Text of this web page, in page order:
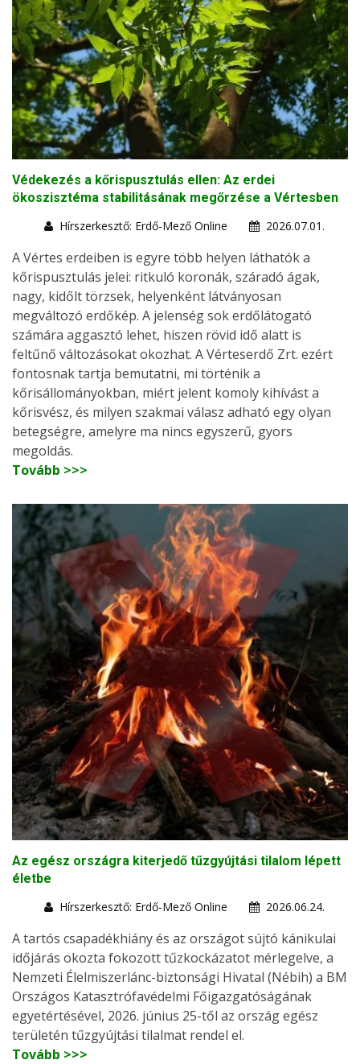
Védekezés a kőrispusztulás ellen: Az erdei
ökoszisztéma stabilitásának megőrzése a Vértesben
Hírszerkesztő: Erdő-Mező Online
2026.07.01.
A Vértes erdeiben is egyre több helyen láthatók a
kőrispusztulás jelei: ritkuló koronák, száradó ágak,
nagy, kidőlt törzsek, helyenként látványosan
megváltozó erdőkép. A jelenség sok erdőlátogató
számára aggasztó lehet, hiszen rövid idő alatt is
feltűnő változásokat okozhat. A Vérteserdő Zrt. ezért
fontosnak tartja bemutatni, mi történik a
kőrisállományokban, miért jelent komoly kihívást a
kőrisvész, és milyen szakmai válasz adható egy olyan
betegségre, amelyre ma nincs egyszerű, gyors
megoldás.
Tovább >>>
Az egész országra kiterjedő tűzgyújtási tilalom lépett
életbe
Hírszerkesztő: Erdő-Mező Online
2026.06.24.
A tartós csapadékhiány és az országot sújtó kánikulai
időjárás okozta fokozott tűzkockázatot mérlegelve, a
Nemzeti Élelmiszerlánc-biztonsági Hivatal (Nébih) a BM
Országos Katasztrófavédelmi Főigazgatóságának
egyetértésével, 2026. június 25-től az ország egész
területén tűzgyújtási tilalmat rendel el.
Tovább >>>